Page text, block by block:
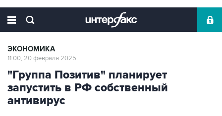
ЭКОНОМИКА
11:00, 20 февраля 2025
"Группа Позитив" планирует
запустить в РФ собственный
антивирус